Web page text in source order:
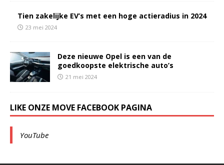
Tien zakelijke EV’s met een hoge actieradius in 2024
23 mei 2024
Deze nieuwe Opel is een van de
goedkoopste elektrische auto’s
21 mei 2024
LIKE ONZE MOVE FACEBOOK PAGINA
YouTube